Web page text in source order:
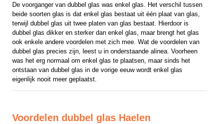
De voorganger van dubbel glas was enkel glas. Het verschil tussen
beide soorten glas is dat enkel glas bestaat uit één plaat van glas,
terwijl dubbel glas uit twee platen van glas bestaat. Hierdoor is
dubbel glas dikker en sterker dan enkel glas, maar brengt het glas
ook enkele andere voordelen met zich mee. Wat de voordelen van
dubbel glas precies zijn, leest u in onderstaande alinea. Voorheen
was het erg normaal om enkel glas te plaatsen, maar sinds het
ontstaan van dubbel glas in de vorige eeuw wordt enkel glas
eigenlijk nooit meer geplaatst.
Voordelen dubbel glas Haelen